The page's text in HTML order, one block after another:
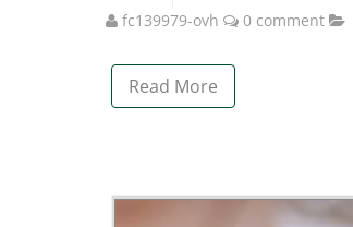
fc139979-ovh 0 comment
Read More